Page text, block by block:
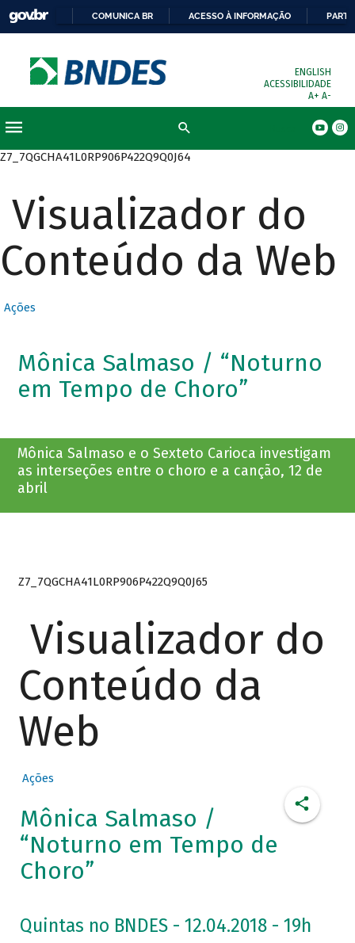
COMUNICA BR ACESSO À INFORMAÇÃO
ENGLISH
ACESSIBILIDADE
A+ A-
Z7_7QGCHA41L0RP906P422Q9Q0J64
Visualizador do
Conteúdo da Web
Ações
Mônica Salmaso / “Noturno
em Tempo de Choro”
Mônica Salmaso e o Sexteto Carioca investigam
as interseções entre o choro e a canção, 12 de
abril
Z7_7QGCHA41L0RP906P422Q9Q0J65
Visualizador do
Conteúdo da
Web
Ações
Mônica Salmaso /
“Noturno em Tempo de
Choro”
Quintas no BNDES - 12.04.2018 - 19h